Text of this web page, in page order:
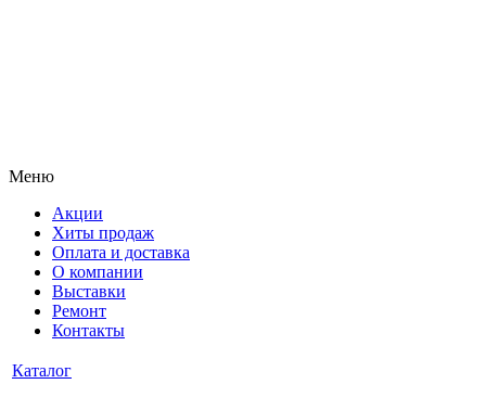
Меню
Акции
Хиты продаж
Оплата и доставка
О компании
Выставки
Ремонт
Контакты
Каталог